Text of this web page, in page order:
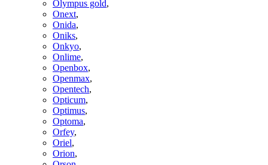
Olympus gold,
Onext,
Onida,
Oniks,
Onkyo,
Onlime,
Openbox,
Openmax,
Opentech,
Opticum,
Optimus,
Optoma,
Orfey,
Oriel,
Orion,